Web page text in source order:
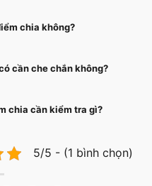
chia không?
cần che chắn không?
chia cần kiểm tra gì?
5/5 - (1 bình chọn)